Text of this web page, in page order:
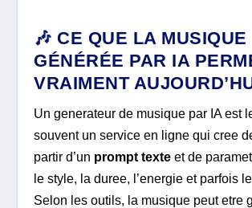
🎶 CE QUE LA MUSIQUE
GÉNÉRÉE PAR IA
VRAIMENT
Un generateur de musique par IA est
souvent un service en ligne qui cree
partir d’un prompt texte et de
le style, la duree, l’energie et parfois
Selon les outils, la musique peut etre